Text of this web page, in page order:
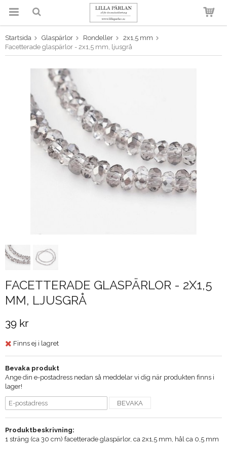
Produkten har blivit tillagd i
varukorgen
Startsida Glaspärlor Rondeller
2x1,5 mm
Facetterade glaspärlor - 2x1,5 mm, ljusgrå
FACETTERADE GLASPÄRLOR - 2X1,5
MM, LJUSGRÅ
39 kr
Finns ej i lagret
Bevaka produkt
Ange din e-postadress nedan så meddelar vi dig när produkten finns i
lager!
BEVAKA
Produktbeskrivning:
1 sträng (ca 30 cm) facetterade glaspärlor, ca 2x1,5 mm, hål ca 0,5 mm